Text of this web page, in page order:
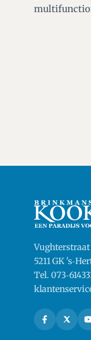
Vughterstraat
5211 GK
Tel.